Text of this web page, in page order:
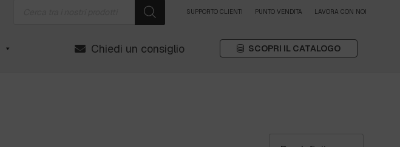
SUPPORTO CLIENTI PUNTO VENDITA LAVORA CON NOI
Chiedi un consiglio SCOPRI IL CATALOGO